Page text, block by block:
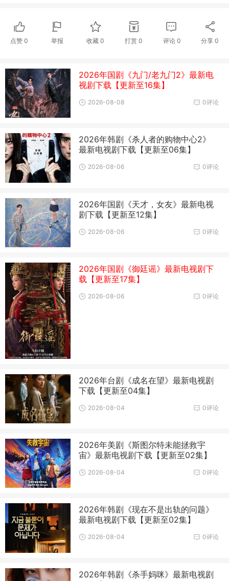
点赞 0 举报 收藏0 打赏 0 评论 0 分享0
2026年国剧《九门/老九门2》最新电
视剧下载【更新至16集】
0评论
2026-08-08
2026年韩剧《杀人者的购物中心2》
最新电视剧下载【更新至06集】
0评论
2026-08-06
2026年国剧《天才，女友》最新电视
剧下载【更新至12集】
0评论
2026-08-06
2026年国剧《御廷谣》最新电视剧下
载【更新至17集】
0评论
2026-08-06
2026年台剧《成名在望》最新电视剧
下载【更新至04集】
0评论
2026-08-04
2026年美剧《斯图尔特未能拯救宇
宙》最新电视剧下载【更新至02集】
0评论
2026-08-04
2026年韩剧《现在不是出轨的问题》
最新电视剧下载【更新至02集】
0评论
2026-08-04
2026年韩剧《杀手妈咪》最新电视剧